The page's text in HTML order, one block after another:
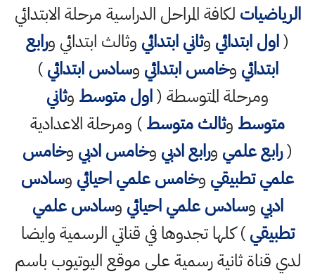
الرياضيات لكافة المراحل الدراسية مرحلة الابتدائي
(اول ابتدائي وثاني ابتدائي وثالث ابتدائي ورابع
ابتدائي وخامس ابتدائي وسادس ابتدائي)
ومرحلة المتوسطة (اول متوسط وثاني
متوسط وثالث متوسط) ومرحلة الاعدادية
(رابع علمي ورابع ادبي وخامس ادبي وخامس
علمي تطبيقي وخامس علمي احيائي وسادس
ادبي وسادس علمي احيائي وسادس علمي
تطبيقي) كلها تجدوها في قناتي الرسمية وايضا
لدي قناة ثانية رسمية على موقع اليوتيوب باسم